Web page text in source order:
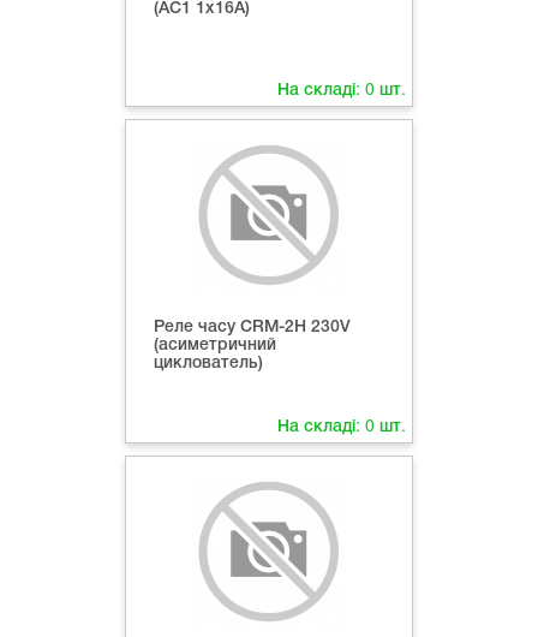
(AC1 1x16A)
На складі: 0 шт.
Реле часу CRM-2H 230V
(асиметричний
циклователь)
На складі: 0 шт.